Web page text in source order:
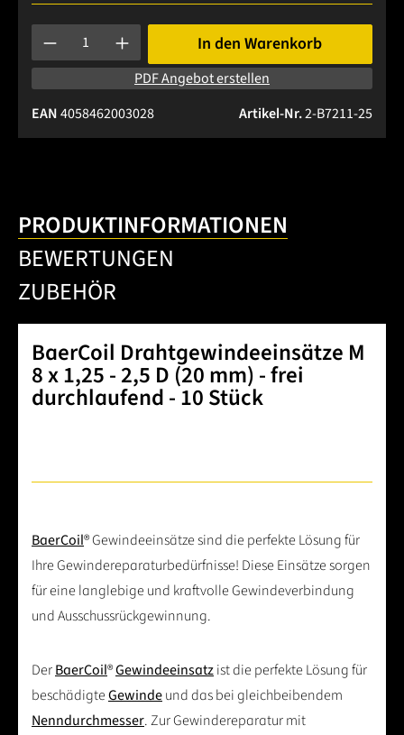
Produkt Anzahl: Gib den gewünschten Wert ein oder
In den Warenkorb
PDF Angebot erstellen
Artikel-Nr.2-B7211-25
EAN4058462003028
PRODUKTINFORMATIONEN
BEWERTUNGEN
ZUBEHÖR
BaerCoil Drahtgewindeeinsätze M
8 x 1,25 - 2,5 D (20 mm) - frei
durchlaufend - 10 Stück
BaerCoil® Gewindeeinsätze sind die perfekte Lösung für
Ihre Gewindereparaturbedürfnisse! Diese Einsätze sorgen
für eine langlebige und kraftvolle Gewindeverbindung
und Ausschussrückgewinnung.
DerBaerCoil®Gewindeeinsatzist die perfekte Lösung für
beschädigteGewindeund das bei gleichbeibendem
Nenndurchmesser. Zur Gewindereparatur mit